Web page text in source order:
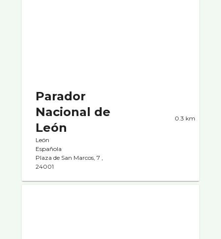
Parador
Nacional de
León
León
Española
Plaza de San Marcos, 7 ,
24001
0.3 km